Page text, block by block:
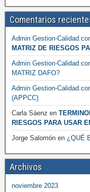
Comentarios
Admin Gestion-
MATRIZ DE RIESGOS
Admin Gestion-
MATRIZ DAFO?
Admin Gestion-
(APPCC)
Carla Sáenz en
RIESGOS PARA USAR
Jorge Salomón en ¿QUÉ
Archivos
noviembre 2023